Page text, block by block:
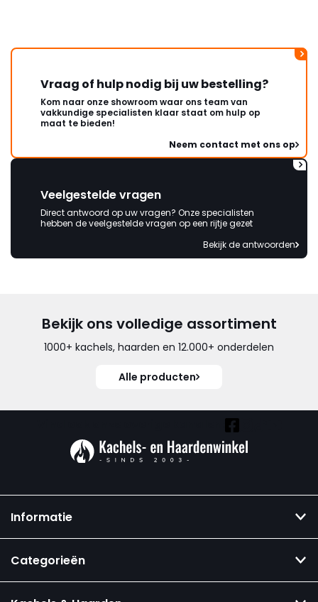
Vraag of hulp nodig bij uw bestelling?
Kom naar onze showroom waar ons team van
vakkundige specialisten klaar staat om hulp op
maat te bieden!
Neem contact met ons op
Veelgestelde vragen
Direct antwoord op uw vragen? Onze specialisten
hebben de veelgestelde vragen op een rijtje gezet
Bekijk de antwoorden
Bekijk ons volledige assortiment
1000+ kachels, haarden en 12.000+ onderdelen
Alle producten
Informatie
Categorieën